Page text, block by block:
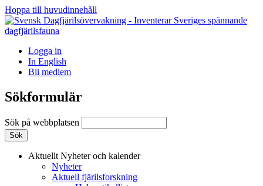
Hoppa till huvudinnehåll
Logga in
In English
Bli medlem
Sökformulär
Sök på webbplatsen
Aktuellt Nyheter och kalender
Nyheter
Aktuell fjärilsforskning